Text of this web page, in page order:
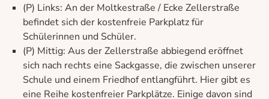
(P) Links: An der Moltkestraße / Ecke Zellerstraße
befindet sich der kostenfreie Parkplatz für
Schülerinnen und Schüler.
(P) Mittig: Aus der Zellerstraße abbiegend eröffnet
sich nach rechts eine Sackgasse, die zwischen unserer
Schule und einem Friedhof entlangführt. Hier gibt es
eine Reihe kostenfreier Parkplätze. Einige davon sind